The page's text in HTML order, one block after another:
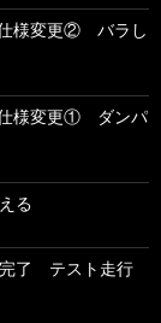
仕様変更② バラし
仕様変更① ダンパ
る
完了 テスト走行